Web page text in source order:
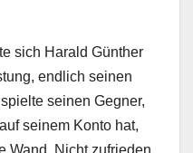
sich Harald Günther
endlich seinen
seinen Gegner,
seinem Konto hat,
Wand. Nicht zufrieden